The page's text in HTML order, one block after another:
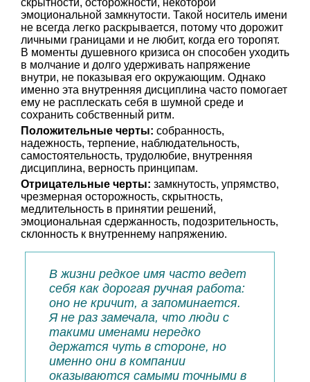
скрытности, осторожности, некоторой
эмоциональной замкнутости. Такой носитель имени
не всегда легко раскрывается, потому что дорожит
личными границами и не любит, когда его торопят.
В моменты душевного кризиса он способен уходить
в молчание и долго удерживать напряжение
внутри, не показывая его окружающим. Однако
именно эта внутренняя дисциплина часто помогает
ему не расплескать себя в шумной среде и
сохранить собственный ритм.
Положительные черты: собранность,
надежность, терпение, наблюдательность,
самостоятельность, трудолюбие, внутренняя
дисциплина, верность принципам.
Отрицательные черты: замкнутость, упрямство,
чрезмерная осторожность, скрытность,
медлительность в принятии решений,
эмоциональная сдержанность, подозрительность,
склонность к внутреннему напряжению.
В жизни редкое имя часто ведет
себя как дорогая ручная работа:
оно не кричит, а запоминается.
Я не раз замечала, что люди с
такими именами нередко
держатся чуть в стороне, но
именно они в компании
оказываются самыми точными в